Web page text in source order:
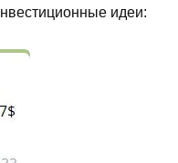
идеи: